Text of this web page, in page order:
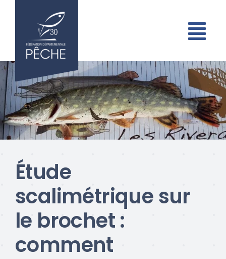
Étude
scalimétrique sur
le brochet :
comment